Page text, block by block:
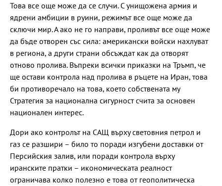
Това все още може да се случи. С унищожена армия и
ядрени амбиции в руини, режимът все още може да
сключи мир. А ако не го направи, проливът все още може
да бъде отворен със сила: американски войски нахлуват
в региона, а други страни обсъждат как да отворят
отново пролива. Въпреки всички приказки на Тръмп, че
ще остави контрола над пролива в ръцете на Иран, това
би противоречало на това, което собствената му
Стратегия за национална сигурност счита за основен
национален интерес.
Дори ако контролът на САЩ върху световния петрол и
газ се разшири – било то поради изгубени доставки от
Персийския залив, или поради контрола върху
иранските пратки – икономическата реалност
ограничава колко полезно е това от геополитическа